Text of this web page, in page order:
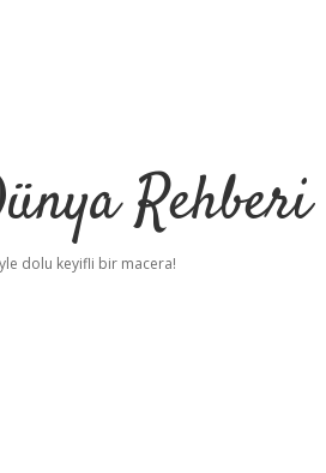
Rehberi
dolu keyifli bir macera!